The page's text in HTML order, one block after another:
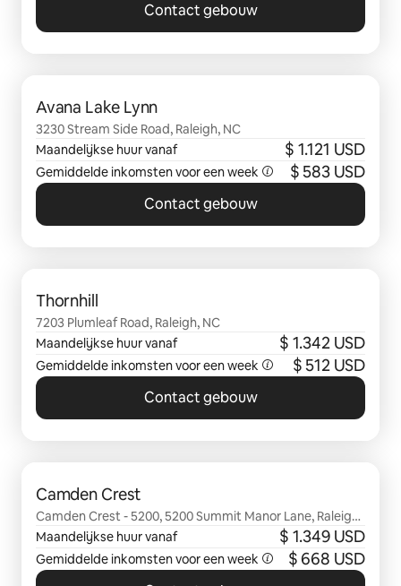
Contact gebouw
Avana Lake Lynn
3230 Stream Side Road, Raleigh, NC
Maandelijkse huur vanaf
$ 1.121 USD
Gemiddelde inkomsten voor een week $ 583 USD
Contact gebouw
Thornhill
7203 Plumleaf Road, Raleigh, NC
Maandelijkse huur vanaf
$ 1.342 USD
Gemiddelde inkomsten voor een week $ 512 USD
Contact gebouw
Camden Crest
Camden Crest - 5200, 5200 Summit Manor Lane, Raleigh,
NC
Maandelijkse huur vanaf $ 1.349 USD
Gemiddelde inkomsten voor een week $ 668 USD